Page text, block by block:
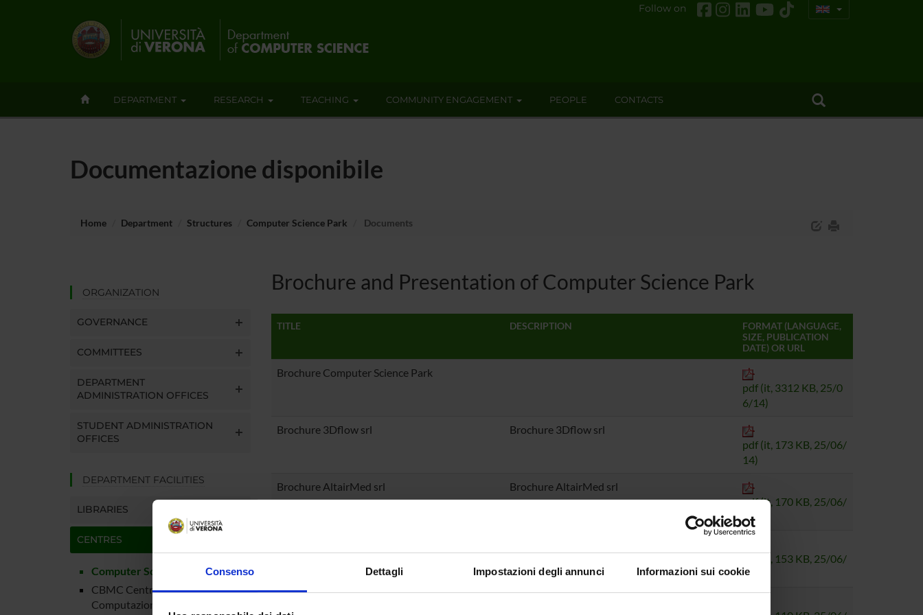
Consenso Dettagli Impostazioni degli annunci Informazioni sui cookie
Follow on
DEPARTMENT RESEARCH TEACHING COMMUNITY ENGAGEMENT PEOPLE CONTACTS
Documentazione disponibile
Home Department Structures Computer Science Park Documents
ORGANIZATION
GOVERNANCE
COMMITTEES
DEPARTMENT
ADMINISTRATION OFFICES
STUDENT ADMINISTRATION
OFFICES
DEPARTMENT FACILITIES
LIBRARIES
CENTRES
Computer Science Park
CBMC Centro di BioMedicina
Computazionale
Brochure and Presentation of Computer Science Park
TITLE DESCRIPTION
FORMAT (LANGUAGE,
SIZE, PUBLICATION
DATE) OR URL
Brochure Computer Science Park
pdf (it, 3312 KB, 25/0
6/14)
Brochure 3Dflow srl
Brochure 3Dflow srl
pdf (it, 173 KB, 25/06/
14)
Brochure AltairMed srl
Brochure AltairMed srl
pdf (it, 170 KB, 25/06/
14)
pdf (it, 153 KB, 25/06/
14)